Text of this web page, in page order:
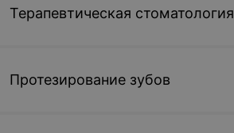
Терапевтическая стоматология
Протезирование зубов